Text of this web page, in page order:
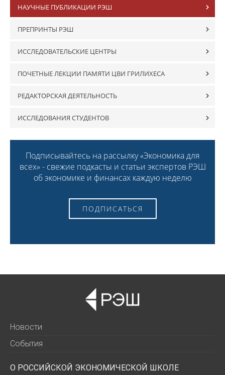
НАУЧНЫЕ ПУБЛИКАЦИИ РЭШ
ПРЕПРИНТЫ РЭШ
ИССЛЕДОВАТЕЛЬСКИЕ ЦЕНТРЫ
ПОЧЕТНЫЕ ЛЕКЦИИ ПАМЯТИ ЦВИ ГРИЛИХЕСА
РЕДАКТОРСКАЯ ДЕЯТЕЛЬНОСТЬ
ИССЛЕДОВАНИЯ СТУДЕНТОВ
Подписывайтесь на рассылку «Экономика для
всех» - свежие подкасты и статьи экспертов РЭШ
об экономике и финансах каждую неделю
ПОДПИСАТЬСЯ
Новости
События
О РОССИЙСКОЙ ЭКОНОМИЧЕСКОЙ ШКОЛЕ